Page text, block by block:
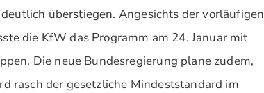
überstiegen. Angesichts der vorläufigen
die KfW das Programm am 24. Januar mit
Die neue Bundesregierung plane zudem,
rasch der gesetzliche Mindeststandard im